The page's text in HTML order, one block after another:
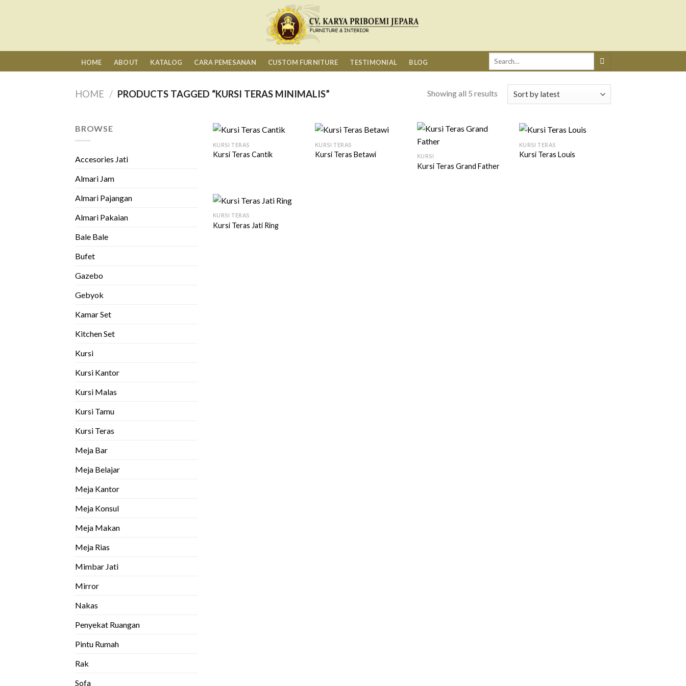
HOME ABOUT KATALOG CARA PEMESANAN CUSTOM FURNITURE TESTIMONIAL BLOG
Search
HOME / PRODUCTS TAGGED “KURSI TERAS MINIMALIS” Showing all 5 results
BROWSE
Accesories Jati
Almari Jam
Almari Pajangan
Almari Pakaian
Bale Bale
Bufet
Gazebo
Gebyok
Kamar Set
Kitchen Set
Kursi
Kursi Kantor
Kursi Malas
Kursi Tamu
Kursi Teras
Meja Bar
Meja Belajar
Meja Kantor
Meja Konsul
Meja Makan
Meja Rias
Mimbar Jati
Mirror
Nakas
Penyekat Ruangan
Pintu Rumah
Rak
Sofa
KURSI TERAS
Kursi Teras Cantik
KURSI TERAS
Kursi Teras Betawi KURSI
Kursi Teras Grand Father
KURSI TERAS
Kursi Teras Louis
KURSI TERAS
Kursi Teras Jati Ring